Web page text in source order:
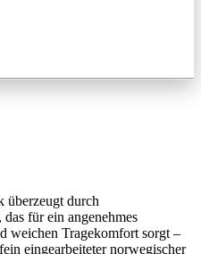
überzeugt durch
, das für ein angenehmes
weichen Tragekomfort sorgt –
eingearbeiteter norwegischer